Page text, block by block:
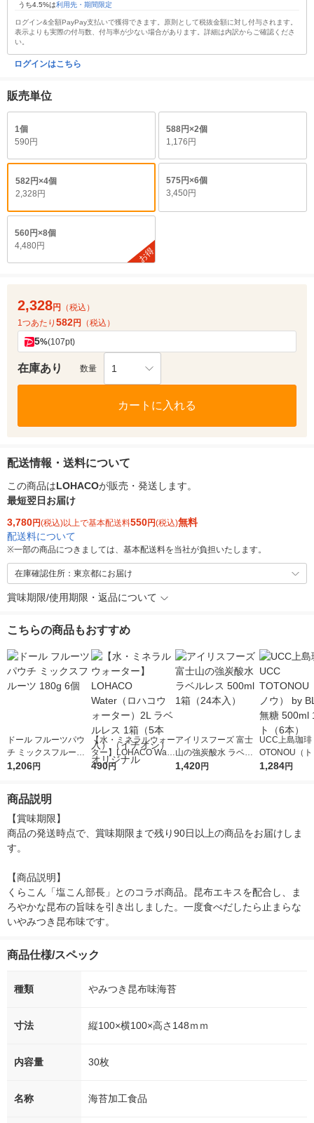
うち4.5%は利用先・期間限定
ログイン&全額PayPay支払いで獲得できます。原則として税抜金額に対し付与されます。
表示よりも実際の付与数、付与率が少ない場合があります。詳細は内訳からご確認くださ
い。
ログインはこちら
販売単位
1個
590円
588円×2個
1,176円
582円×4個
2,328円
575円×6個
3,450円
560円×8個
4,480円
お得
2,328円
（税込）
1つあたり 582円 （税込）
5%(107pt)
在庫あり 数量 1
カートに入れる
配送情報・送料について
この商品はLOHACOが販売・発送します。
最短翌日お届け
3,780円(税込)以上で基本配送料550円(税込)無料
配送料について
※一部の商品につきましては、基本配送料を当社が負担いたします。
在庫確認住所：東京都にお届け
賞味期限/使用期限・返品について
こちらの商品もおすすめ
ドール フルーツパウ
チ ミックスフルーツ
180g 6個
1,206円
【水・ミネラルウォー
ター】LOHACO Wate
r（ロハコウォータ
490円
アイリスフーズ 富士
山の強炭酸水 ラベル
レス 500ml 1箱（24
1,420円
UCC上島珈琲
OTONOU（
ウ） by
1,284円
商品説明
【賞味期限】
商品の発送時点で、賞味期限まで残り90日以上の商品をお届けしま
す。
【商品説明】
くらこん「塩こん部長」とのコラボ商品。昆布エキスを配合し、ま
ろやかな昆布の旨味を引き出しました。一度食べだしたら止まらな
いやみつき昆布味です。
商品仕様/スペック
種類 やみつき昆布味海苔
寸法 縦100×横100×高さ148ｍｍ
内容量 30枚
名称 海苔加工食品